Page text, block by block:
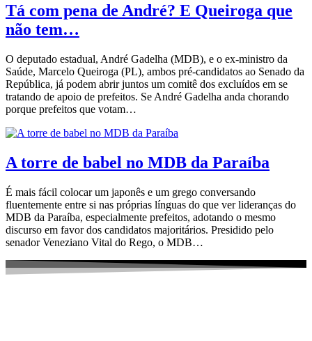
Tá com pena de André? E Queiroga que
não tem…
O deputado estadual, André Gadelha (MDB), e o ex-ministro da
Saúde, Marcelo Queiroga (PL), ambos pré-candidatos ao Senado da
República, já podem abrir juntos um comitê dos excluídos em se
tratando de apoio de prefeitos. Se André Gadelha anda chorando
porque prefeitos que votam…
A torre de babel no MDB da Paraíba
É mais fácil colocar um japonês e um grego conversando
fluentemente entre si nas próprias línguas do que ver lideranças do
MDB da Paraíba, especialmente prefeitos, adotando o mesmo
discurso em favor dos candidatos majoritários. Presidido pelo
senador Veneziano Vital do Rego, o MDB…